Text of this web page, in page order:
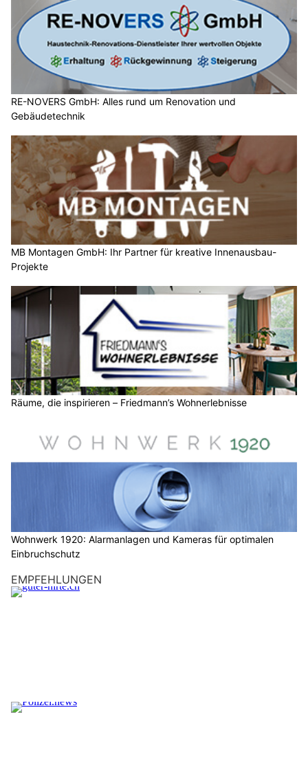
RE-NOVERS GmbH: Alles rund um Renovation und
Gebäudetechnik
MB Montagen GmbH: Ihr Partner für kreative Innenausbau-
Projekte
Räume, die inspirieren – Friedmann’s Wohnerlebnisse
Wohnwerk 1920: Alarmanlagen und Kameras für optimalen
Einbruchschutz
EMPFEHLUNGEN